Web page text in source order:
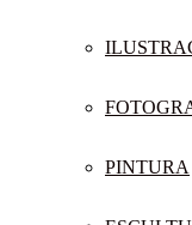
PINTURA